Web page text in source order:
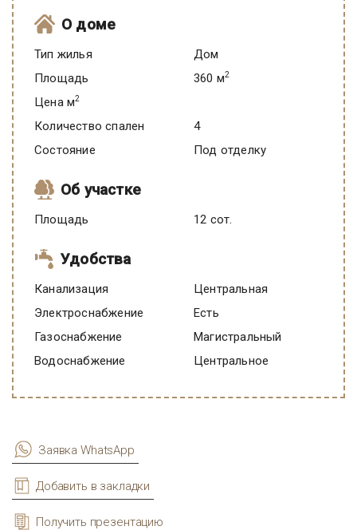
О доме
Тип жилья
Дом
Площадь
360 м2
Цена м2
Количество спален
4
Состояние
под отделку
Об участке
Площадь 12 сот.
Удобства
Канализация
Центральная
Электроснабжение
есть
Газоснабжение
Магистральный
Водоснабжение
Центральное
Заявка WhatsApp
Добавить в закладки
Получить презентацию